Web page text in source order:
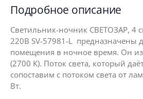
Подробное описание
Светильник-ночник СВЕТОЗАР, 4
220В SV-57981-L предназначены
помещения в ночное время. Он
(2700 К). Поток света, который
сопоставим с потоком света от
Вт.